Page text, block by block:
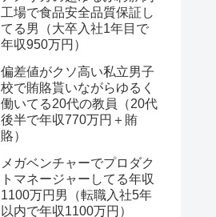
工場で食品安全品質保証し
てる男（大卒入社1年目で
年収950万円）
偏差値がクソ高い私立男子
校で賄賂貰いながらゆるく
働いてる20代の教員（20代
後半で年収770万円＋賄
賂）
メガベンチャーでプロダク
トマネージャーしてる年収
1100万円男（転職入社5年
以内で年収1100万円）